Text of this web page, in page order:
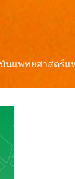
แพทยศาสตร์แ